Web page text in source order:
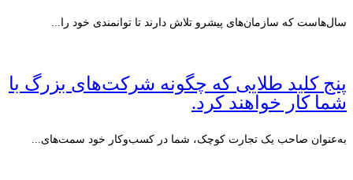
سال‌هاست که سازمان‌های پیشرو تلاش دارند تا توانمندی خود را...
پنج کلید طلایی که چگونه شرکت‌های بزرگ با
شما کار خواهند کرد.
به‌عنوان صاحب یک تجارت کوچک، شما در کسب‌وکار خود سمت‌های...